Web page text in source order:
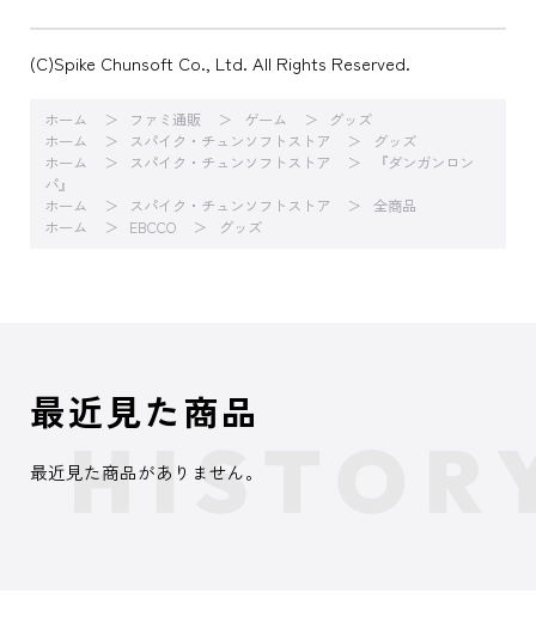
(C)Spike Chunsoft Co., Ltd. All Rights Reserved.
ホーム ファミ通販 ゲーム
グッズ
ホーム
スパイク・チュンソフトストア
グッズ
ホーム
スパイク・チュンソフトストア
『ダンガンロン
パ』
ホーム
スパイク・チュンソフトストア
全商品
ホーム
EBCCO グッズ
最近見た商品
最近見た商品がありません。